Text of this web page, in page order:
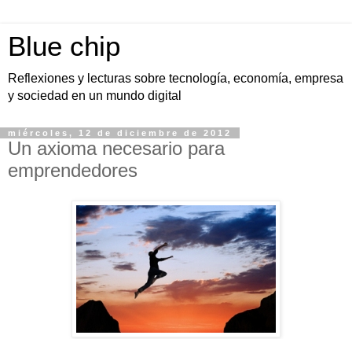
Blue chip
Reflexiones y lecturas sobre tecnología, economía, empresa
y sociedad en un mundo digital
miércoles, 12 de diciembre de 2012
Un axioma necesario para
emprendedores